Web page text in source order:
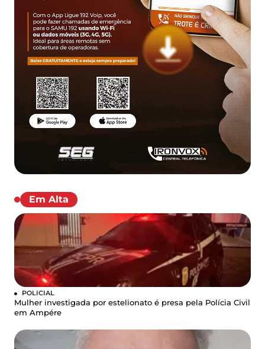
Em Alta
POLICIAL
Mulher investigada por estelionato é presa pela Polícia Civil
em Ampére